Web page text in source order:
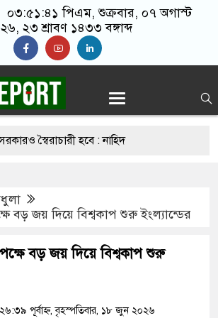
০৩:৫১:৪২ পিএম, শুক্রবার, ০৭ অগাস্ট
২৩ শ্রাবণ ১৪৩৩ বঙ্গাব্দ
স্বৈরাচারী হবে : নাহিদ
আসামিকে এখনো ধরতে
ও পাকিস্তানের মধ্যে
বড় জয় দিয়ে বিশ্বকাপ শুরু ইংল্যান্ডের
বড় জয় দিয়ে বিশ্বকাপ শুরু
পূর্বাহ্ন, বৃহস্পতিবার, ১৮ জুন ২০২৬